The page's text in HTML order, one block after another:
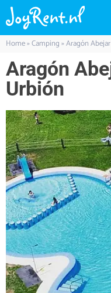
Home»Camping»Aragón
Aragón
Urbión